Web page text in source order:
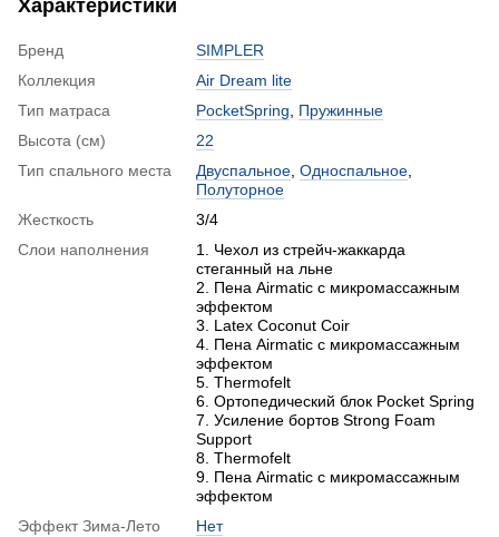
Характеристики
Бренд
SIMPLER
Коллекция
Air Dream lite
Тип матраса
PocketSpring
Пружинные
Высота (см)
22
Тип спального места
Двуспальное Односпальное
Полуторное
Жесткость
3/4
Слои наполнения
1. Чехол из стрейч-жаккарда
стеганный на льне
2. Пена Airmatic с микромассажным
эффектом
3. Latex Coconut Coir
4. Пена Airmatic с микромассажным
эффектом
5. Thermofelt
6. Ортопедический блок Pocket Spring
7. Усиление бортов Strong Foam
Support
8. Thermofelt
9. Пена Airmatic с микромассажным
эффектом
Эффект Зима-Лето
Нет